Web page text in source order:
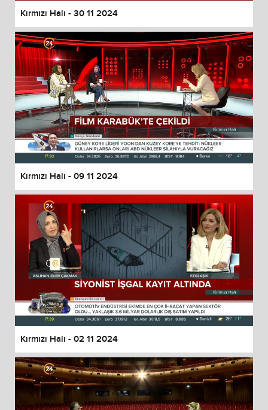
Kırmızı Halı - 30 11 2024
Kırmızı Halı - 09 11 2024
Kırmızı Halı - 02 11 2024